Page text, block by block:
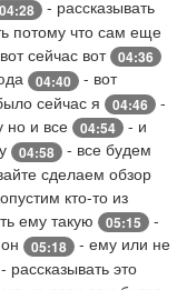
04:28
- рассказывать
потому что сам еще
сейчас вот 04:36
04:40 - вот
сейчас я 04:46
-
но и все 04:54
- и
04:58
- все будем
сделаем обзор
кто-то из
ему такую 05:15
-
05:18
- ему или не
- рассказывать это